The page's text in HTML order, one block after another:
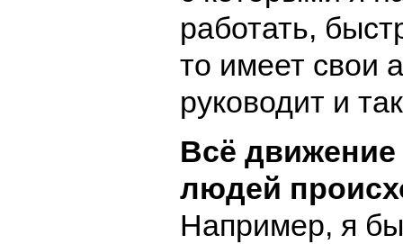
работать,
то имеет свои
руководит и
Всё движение
людей
Например, я